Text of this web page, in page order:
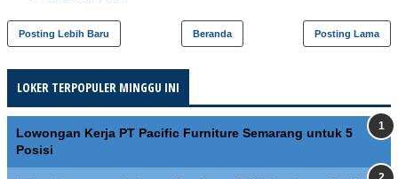
Posting Lebih Baru Posting Lama
Beranda
LOKER TERPOPULER MINGGU INI
Lowongan Kerja PT Pacific Furniture Semarang untuk 5
Posisi